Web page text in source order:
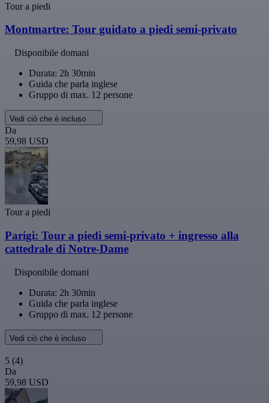
Tour a piedi
Montmartre: Tour guidato a piedi semi-privato
Disponibile domani
Durata: 2h 30min
Guida che parla inglese
Gruppo di max. 12 persone
Vedi ciò che è incluso
Da
59,98 USD
Tour a piedi
Parigi: Tour a piedi semi-privato + ingresso alla
cattedrale di Notre-Dame
Disponibile domani
Durata: 2h 30min
Guida che parla inglese
Gruppo di max. 12 persone
Vedi ciò che è incluso
5 (4)
Da
59,98 USD